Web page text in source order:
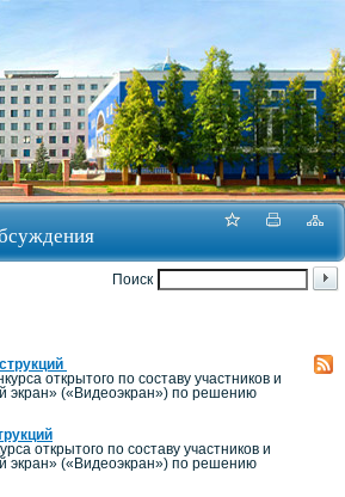
Поиск
открытого по составу участников и
экран» («Видеоэкран») по решению
открытого по составу участников и
экран» («Видеоэкран») по решению